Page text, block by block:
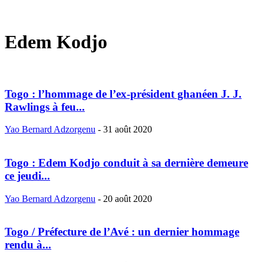
Edem Kodjo
Togo : l’hommage de l’ex-président ghanéen J. J.
Rawlings à feu...
Yao Bernard Adzorgenu - 31 août 2020
Togo : Edem Kodjo conduit à sa dernière demeure
ce jeudi...
Yao Bernard Adzorgenu - 20 août 2020
Togo / Préfecture de l’Avé : un dernier hommage
rendu à...